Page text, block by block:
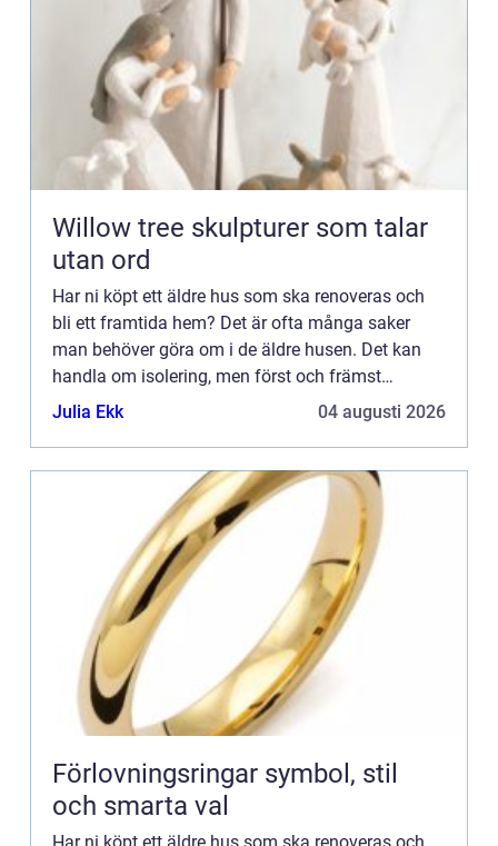
Willow tree skulpturer som talar
utan ord
Har ni köpt ett äldre hus som ska renoveras och
bli ett framtida hem? Det är ofta många saker
man behöver göra om i de äldre husen. Det kan
handla om isolering, men först och främst
eldragning. Både att den kanske inte är så modern
Julia Ekk 04 augusti 2026
Förlovningsringar symbol, stil
och smarta val